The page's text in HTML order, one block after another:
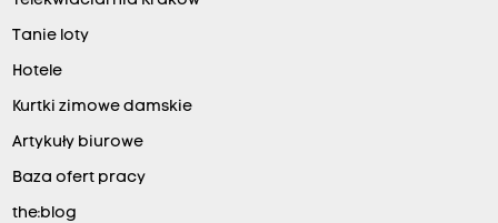
Tanie loty
Hotele
Kurtki zimowe damskie
Artykuły biurowe
Baza ofert pracy
the:blog